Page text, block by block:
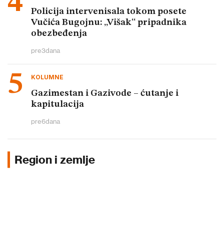
Policija intervenisala tokom posete
Vučića Bugojnu: „Višak“ pripadnika
obezbeđenja
pre3dana
KOLUMNE
Gazimestan i Gazivode – ćutanje i
kapitulacija
pre6dana
Region i zemlje